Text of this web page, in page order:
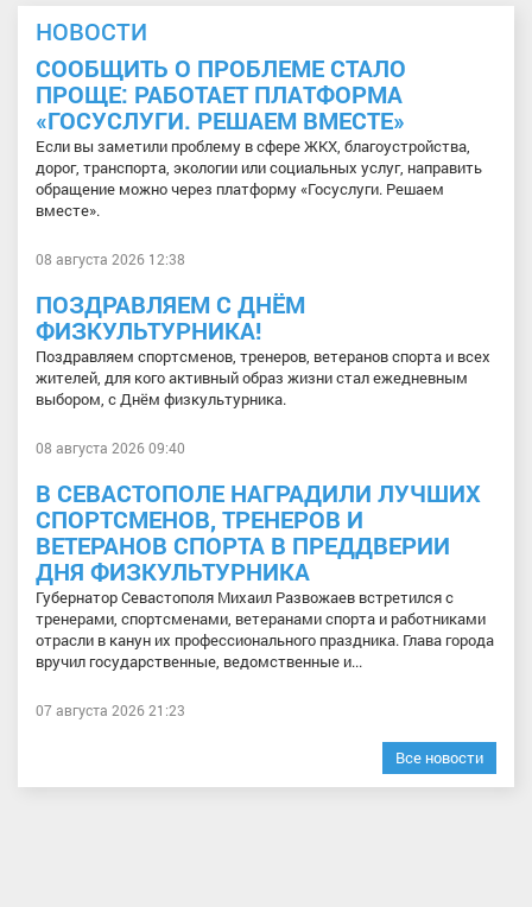
НОВОСТИ
СООБЩИТЬ О ПРОБЛЕМЕ СТАЛО
ПРОЩЕ: РАБОТАЕТ ПЛАТФОРМА
«ГОСУСЛУГИ. РЕШАЕМ ВМЕСТЕ»
Если вы заметили проблему в сфере ЖКХ, благоустройства,
дорог, транспорта, экологии или социальных услуг, направить
обращение можно через платформу «Госуслуги. Решаем
вместе».
08 августа 2026 12:38
ПОЗДРАВЛЯЕМ С ДНЁМ
ФИЗКУЛЬТУРНИКА!
Поздравляем спортсменов, тренеров, ветеранов спорта и всех
жителей, для кого активный образ жизни стал ежедневным
выбором, с Днём физкультурника.
08 августа 2026 09:40
В СЕВАСТОПОЛЕ НАГРАДИЛИ ЛУЧШИХ
СПОРТСМЕНОВ, ТРЕНЕРОВ И
ВЕТЕРАНОВ СПОРТА В ПРЕДДВЕРИИ
ДНЯ ФИЗКУЛЬТУРНИКА
Губернатор Севастополя Михаил Развожаев встретился с
тренерами, спортсменами, ветеранами спорта и работниками
отрасли в канун их профессионального праздника. Глава города
вручил государственные, ведомственные и...
07 августа 2026 21:23
Все новости